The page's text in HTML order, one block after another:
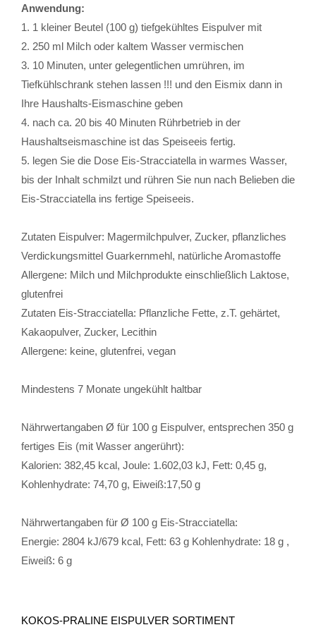
Anwendung:
1. 1 kleiner Beutel (100 g) tiefgekühltes Eispulver mit
2. 250 ml Milch oder kaltem Wasser vermischen
3. 10 Minuten, unter gelegentlichen umrühren, im
Tiefkühlschrank stehen lassen !!! und den Eismix dann in
Ihre Haushalts-Eismaschine geben
4. nach ca. 20 bis 40 Minuten Rührbetrieb in der
Haushaltseismaschine ist das Speiseeis fertig.
5. legen Sie die Dose Eis-Stracciatella in warmes Wasser,
bis der Inhalt schmilzt und rühren Sie nun nach Belieben die
Eis-Stracciatella ins fertige Speiseeis.
Zutaten Eispulver: Magermilchpulver, Zucker, pflanzliches
Verdickungsmittel Guarkernmehl, natürliche Aromastoffe
Allergene: Milch und Milchprodukte einschließlich Laktose,
glutenfrei
Zutaten Eis-Stracciatella: Pflanzliche Fette, z.T. gehärtet,
Kakaopulver, Zucker, Lecithin
Allergene: keine, glutenfrei, vegan
Mindestens 7 Monate ungekühlt haltbar
Nährwertangaben Ø für 100 g Eispulver, entsprechen 350 g
fertiges Eis (mit Wasser angerührt):
Kalorien: 382,45 kcal, Joule: 1.602,03 kJ, Fett: 0,45 g,
Kohlenhydrate: 74,70 g, Eiweiß:17,50 g
Nährwertangaben für Ø 100 g Eis-Stracciatella:
Energie: 2804 kJ/679 kcal, Fett: 63 g Kohlenhydrate: 18 g ,
Eiweiß: 6 g
KOKOS-PRALINE EISPULVER SORTIMENT